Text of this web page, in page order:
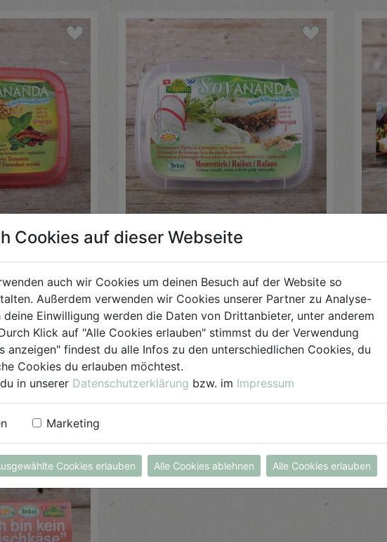
Soja Frischkäse Meerrettich
€ 3,99
€ 3,99 / STK
AUF DIE
€
€
Cookies auf dieser Webseite
auch wir Cookies um deinen Besuch auf der Website so
Außerdem verwenden wir Cookies unserer Partner zu Analyse-
Einwilligung werden die Daten von Drittanbieter, unter anderem
Klick auf "Alle Cookies erlauben" stimmst du der Verwendung
anzeigen" findest du alle Infos zu den unterschiedlichen Cookies, du
Cookies du erlauben möchtest.
in unserer Datenschutzerklärung bzw. im Impressum
Marketing
Cookies erlauben Alle Cookies ablehnen Alle Cookies erlauben